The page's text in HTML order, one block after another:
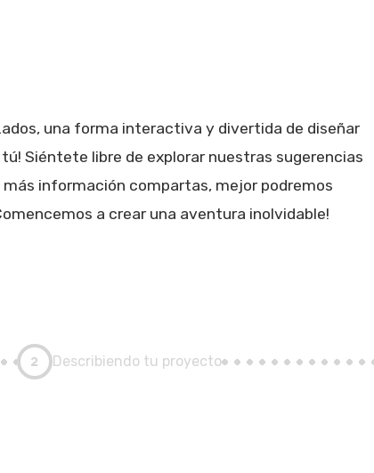
una forma interactiva y divertida de diseñar
Siéntete libre de explorar nuestras sugerencias
información compartas, mejor podremos
a crear una aventura inolvidable!
2 Describiendo tu proyecto